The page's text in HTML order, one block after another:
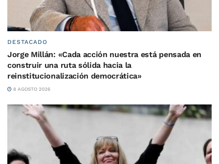
DESTACADO
Jorge Millán: «Cada acción nuestra está pensada en
construir una ruta sólida hacia la
reinstitucionalización democrática»
8 AGOSTO 2026